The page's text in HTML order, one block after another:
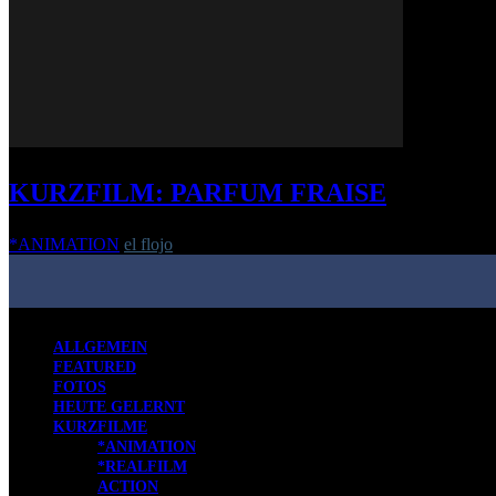
KURZFILM: PARFUM FRAISE
*ANIMATION el flojo
ALLGEMEIN
FEATURED
FOTOS
HEUTE GELERNT
KURZFILME
*ANIMATION
*REALFILM
ACTION